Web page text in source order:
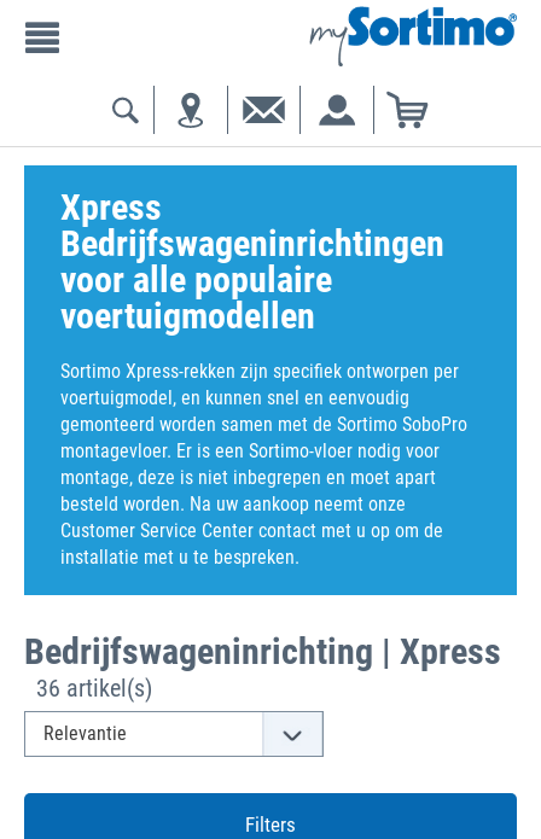
Xpress
Bedrijfswageninrichtingen
voor alle populaire
voertuigmodellen
Sortimo Xpress-rekken zijn specifiek ontworpen per
voertuigmodel, en kunnen snel en eenvoudig
gemonteerd worden samen met de Sortimo SoboPro
montagevloer. Er is een Sortimo-vloer nodig voor
montage, deze is niet inbegrepen en moet apart
besteld worden. Na uw aankoop neemt onze
Customer Service Center contact met u op om de
installatie met u te bespreken.
Bedrijfswageninrichting | Xpress
36 artikel(s)
Filters